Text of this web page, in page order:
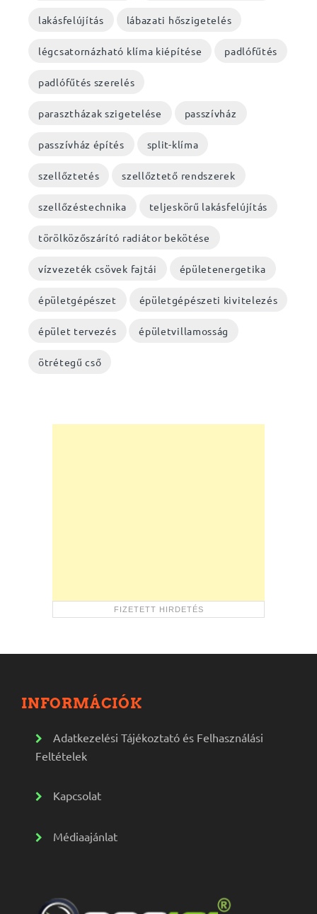
lakásfelújítás lábazati hőszigetelés
légcsatornázható klíma kiépítése padlófűtés
padlófűtés szerelés
parasztházak szigetelése passzívház
passzívház építés split-klíma
szellőztetés szellőztető rendszerek
szellőzéstechnika teljeskörű lakásfelújítás
törölközőszárító radiátor bekötése
vízvezeték csövek fajtái épületenergetika
épületgépészet épületgépészeti kivitelezés
épület tervezés épületvillamosság
ötrétegű cső
INFORMÁCIÓK
Adatkezelési Tájékoztató és Felhasználási
Feltételek
Kapcsolat
Médiaajánlat